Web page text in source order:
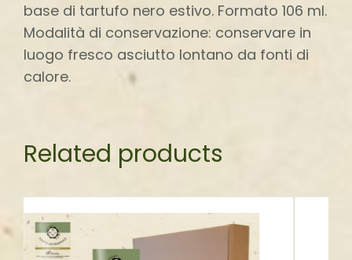
base di tartufo nero estivo. Formato 106 ml.
Modalità di conservazione: conservare in
luogo fresco asciutto lontano da fonti di
calore.
Related products